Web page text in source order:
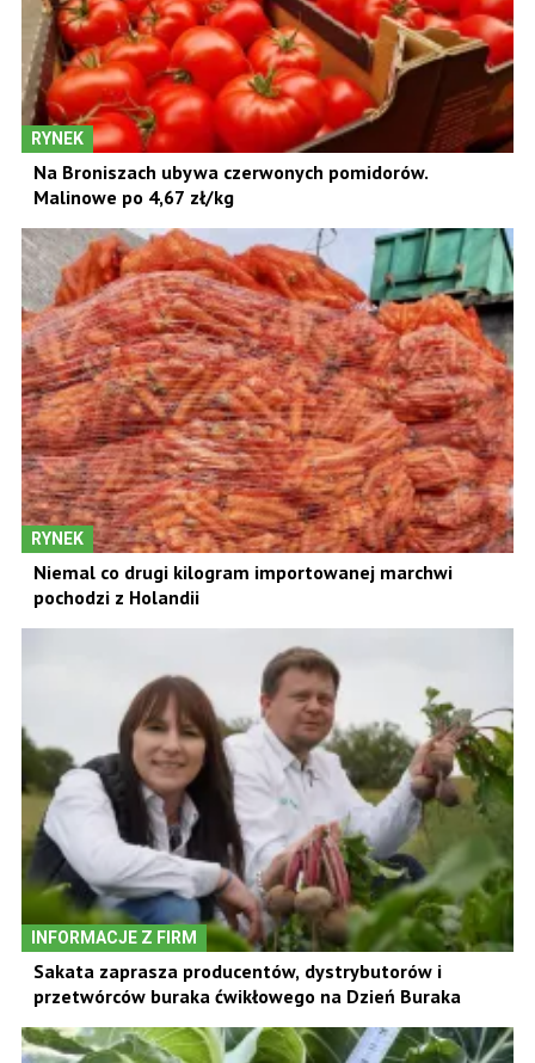
RYNEK
Na Broniszach ubywa czerwonych pomidorów.
Malinowe po 4,67 zł/kg
RYNEK
Niemal co drugi kilogram importowanej marchwi
pochodzi z Holandii
INFORMACJE Z FIRM
Sakata zaprasza producentów, dystrybutorów i
przetwórców buraka ćwikłowego na Dzień Buraka